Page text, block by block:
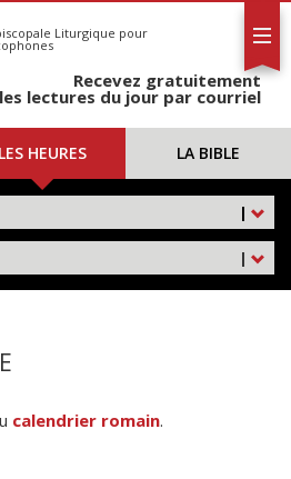
Liturgique pour
Recevez gratuitement
les lectures du jour par courriel
LES HEURES LA BIBLE
|
|
calendrier romain.